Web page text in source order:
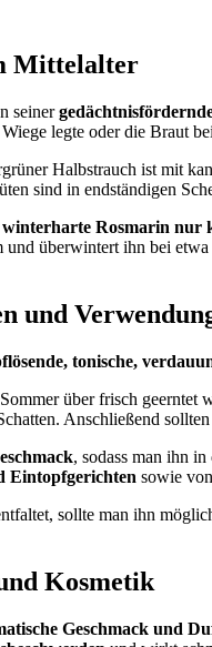
Mittelalter
seiner
legte oder die Braut
Halbstrauch ist mit
sind in endständigen
Rosmarin nur
und überwintert ihn bei
und
tonische,
über frisch
Anschließend
, sodass man ihn
Eintopfgerichten sowie
sollte man ihn
Kosmetik
Geschmack und